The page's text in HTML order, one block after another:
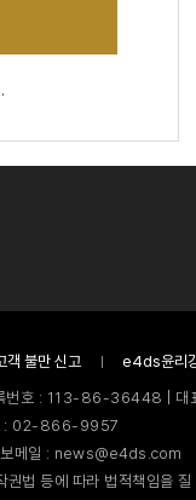
객 불만 신고 e4ds윤리
번호 : 113-86-36448 | 대
화 : 02-866-9957
메일 : news@e4ds.com
법 등에 따라 법적책임을 질